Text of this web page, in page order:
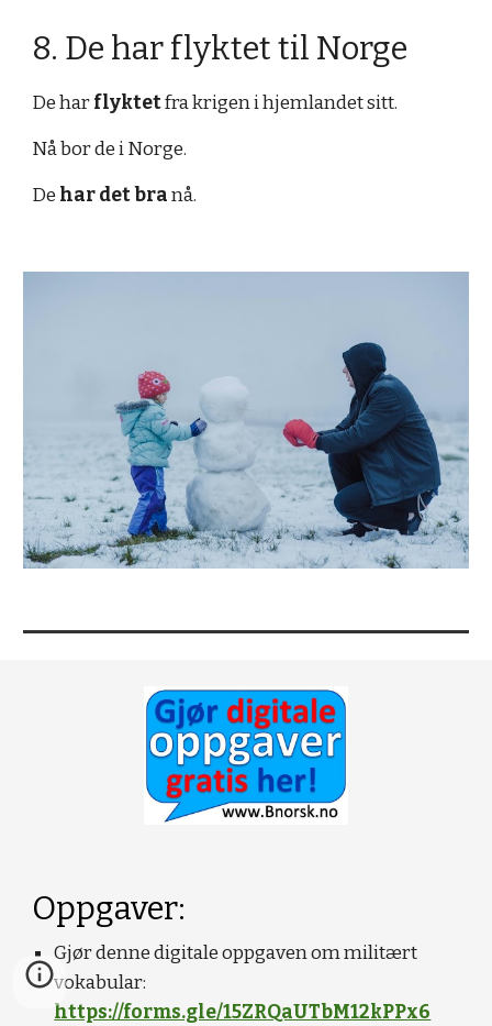
8. De har flyktet til Norge
De harflyktetfra krigen i hjemlandet sitt.
Nå bor de i Norge.
De har det branå.
Oppgaver:
Gjør denne digitale oppgaven om militært
vokabular:
https://forms.gle/15ZRQaUTbM12kPPx6